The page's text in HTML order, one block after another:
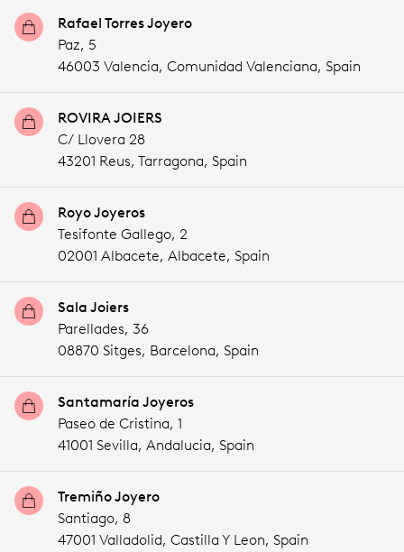
Rafael Torres Joyero
Paz, 5
46003 Valencia, Comunidad Valenciana, Spain
ROVIRA JOIERS
C/ Llovera 28
43201 Reus, Tarragona, Spain
Royo Joyeros
Tesifonte Gallego, 2
02001 Albacete, Albacete, Spain
Sala Joiers
Parellades, 36
08870 Sitges, Barcelona, Spain
Santamaría Joyeros
Paseo de Cristina, 1
41001 Sevilla, Andalucia, Spain
Tremiño Joyero
Santiago, 8
47001 Valladolid, Castilla Y Leon, Spain